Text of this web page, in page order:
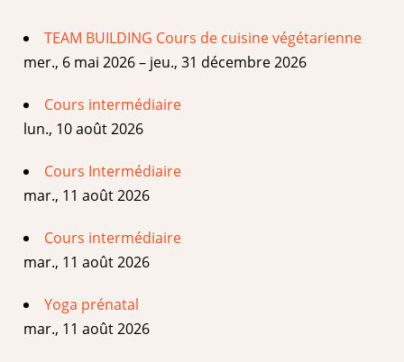
TEAM BUILDING Cours de cuisine végétarienne
mer., 6 mai 2026 – jeu., 31 décembre 2026
Cours intermédiaire
lun., 10 août 2026
Cours Intermédiaire
mar., 11 août 2026
Cours intermédiaire
mar., 11 août 2026
Yoga prénatal
mar., 11 août 2026